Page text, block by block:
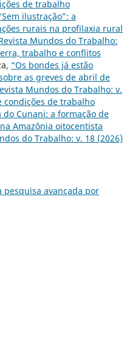
de trabalho
ilustração”: a
rurais na profilaxia rural
Mundos do Trabalho:
trabalho e conflitos
“Os bondes já estão
as greves de abril de
Mundos do Trabalho: v.
condições de trabalho
do Cunani: a formação de
Amazônia oitocentista
do Trabalho: v. 18 (2026)
pesquisa avançada por